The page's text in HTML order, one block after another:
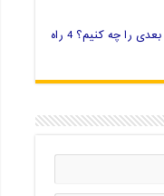
چسبندگی لایه اول چاپ سه بعدی را چه کنیم؟ 4 راه